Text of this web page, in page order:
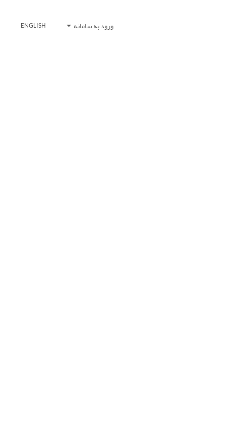
ورود به سامانه ENGLISH